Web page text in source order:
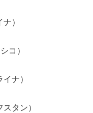
）
コ）
ナ）
タン）